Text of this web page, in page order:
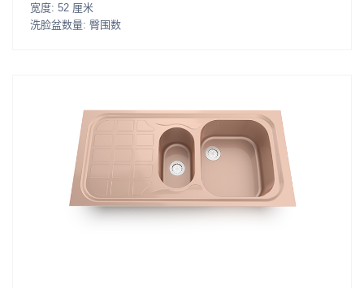
宽度: 52 厘米
洗脸盆数量: 臀围数